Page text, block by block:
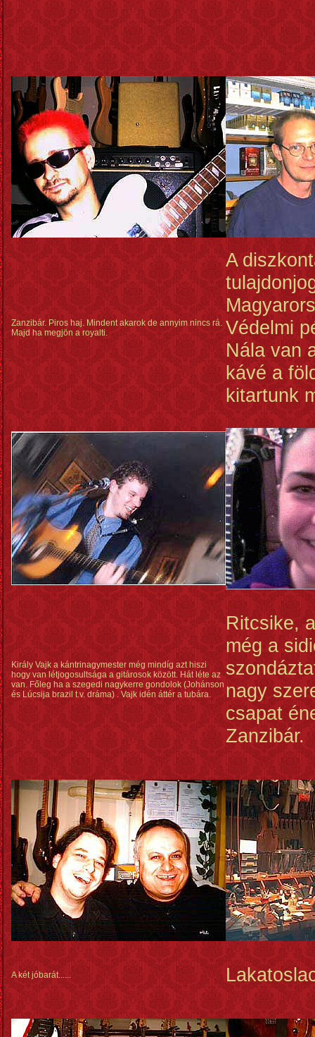
Zanzibár. Piros haj. Mindent akarok de annyim nincs rá.
Majd ha megjön a royalti.
A
Védelmi
Nála van
kávé a
kitartunk
Király Vajk a kántrinagymester még mindíg azt hiszi
hogy van létjogosultsága a gitárosok között. Hát léte az
van. Főleg ha a szegedi nagykerre gondolok (Johánson
és Lúcsija brazil t.v. dráma) . Vajk idén áttér a tubára.
Ritcsike,
még a
nagy
csapat
Zanzibár.
A két jóbarát......